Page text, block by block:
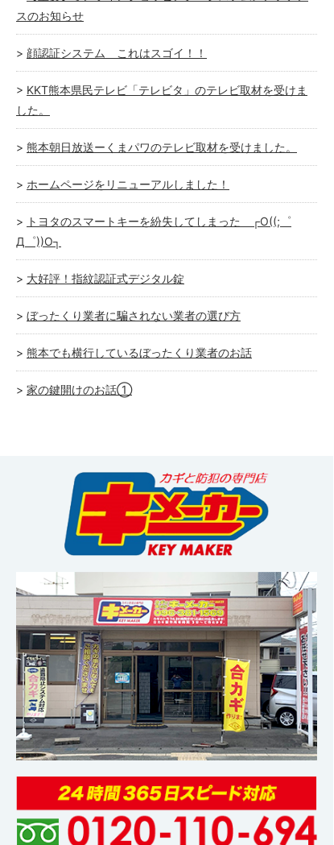
スのお知らせ
顔認証システム これはスゴイ！！
KKT熊本県民テレビ「テレビタ」のテレビ取材を受けま
した。
熊本朝日放送ーくまパワのテレビ取材を受けました。
ホームページをリニューアルしました！
トヨタのスマートキーを紛失してしまった ┌O((;゜
Д゜))O┐
大好評！指紋認証式デジタル錠
ぼったくり業者に騙されない業者の選び方
熊本でも横行しているぼったくり業者のお話
家の鍵開けのお話①